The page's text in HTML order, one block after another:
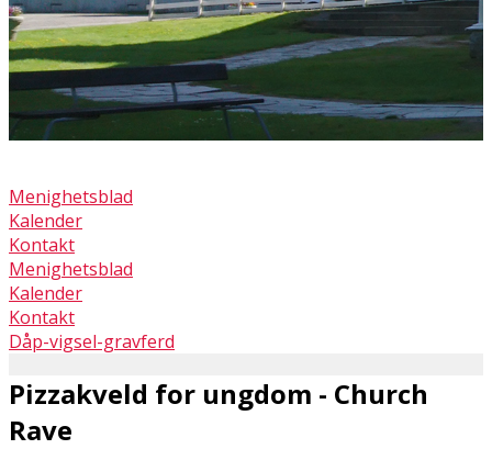
Menighetsblad
Kalender
Kontakt
Menighetsblad
Kalender
Kontakt
Dåp-vigsel-gravferd
Pizzakveld for ungdom - Church
Rave